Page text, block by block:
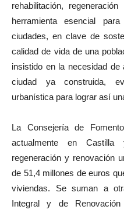
rehabilitación,
herramienta esencial
ciudades, en clave de
calidad de vida de una
insistido en la necesidad de
ciudad ya construida,
urbanística para lograr así
La Consejería de
actualmente en
regeneración y renovación
de 51,4 millones de euros
viviendas. Se suman a
Integral y de